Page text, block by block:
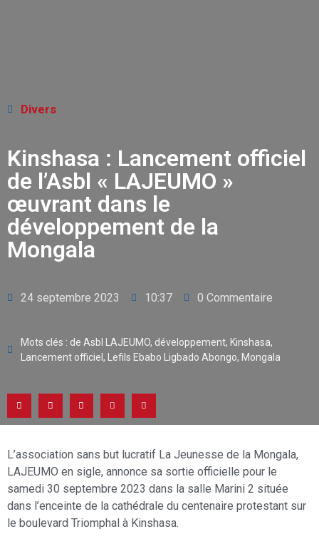
Divers
Kinshasa : Lancement officiel
de l’Asbl « LAJEUMO »
œuvrant dans le
développement de la
Mongala
24 septembre 2023 10:37 0 Commentaire
Mots clés : de Asbl LAJEUMO, développement, Kinshasa,
Lancement officiel , Lefils Ebabo Ligbado Abongo, Mongala
L’association sans but lucratif La Jeunesse de la Mongala,
LAJEUMO en sigle, annonce sa sortie officielle pour le
samedi 30 septembre 2023 dans la salle Marini 2 située
dans l’enceinte de la cathédrale du centenaire protestant sur
le boulevard Triomphal à Kinshasa.